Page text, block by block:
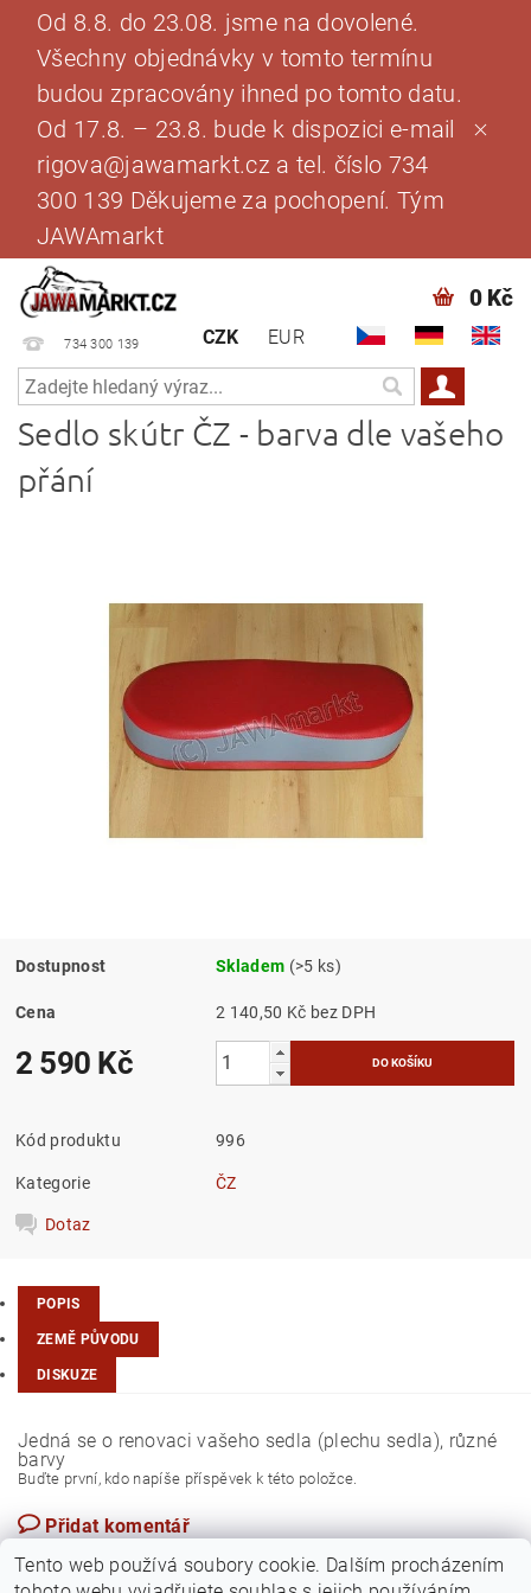
Od 8.8. do 23.08. jsme na dovolené.
Všechny objednávky v tomto termínu
budou zpracovány ihned po tomto datu.
Od 17.8. – 23.8. bude k dispozici e-mail
rigova@jawamarkt.cz a tel. číslo 734
300 139 Děkujeme za pochopení. Tým
JAWAmarkt
734 300 139 CZK EUR
0 Kč
Sedlo skútr ČZ - barva dle vašeho
přání
Dostupnost Skladem (>5 ks)
Cena 2 140,50 Kč bez DPH
2 590 Kč
Kód produktu 996
Kategorie ČZ
Dotaz
POPIS
ZEMĚ PŮVODU
DISKUZE
Jedná se o renovaci vašeho sedla (plechu sedla), různé
barvy
Buďte první, kdo napíše příspěvek k této položce.
Přidat komentář
Tento web používá soubory cookie. Dalším procházením